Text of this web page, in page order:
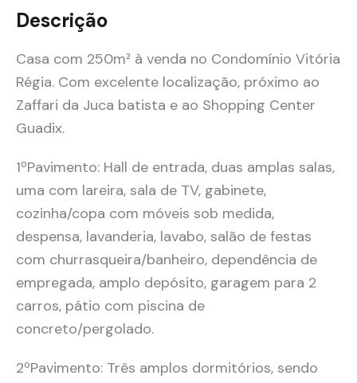
Descrição
Casa com 250m² à venda no Condomínio Vitória
Régia. Com excelente localização, próximo ao
Zaffari da Juca batista e ao Shopping Center
Guadix.
1ºPavimento: Hall de entrada, duas amplas salas,
uma com lareira, sala de TV, gabinete,
cozinha/copa com móveis sob medida,
despensa, lavanderia, lavabo, salão de festas
com churrasqueira/banheiro, dependência de
empregada, amplo depósito, garagem para 2
carros, pátio com piscina de
concreto/pergolado.
2ºPavimento: Três amplos dormitórios, sendo